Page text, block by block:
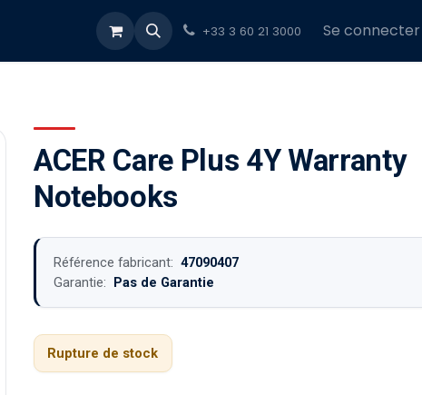
+33 3 60 21 3000 Se connecter
ACER Care Plus 4Y Warranty
Notebooks
Référence fabricant: 47090407
Garantie:
Pas de Garantie
Rupture de stock